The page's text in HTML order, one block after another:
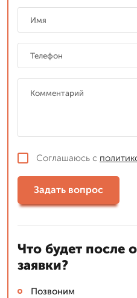
Соглашаюсь с
Задать вопрос
Что будет после
заявки?
Позвоним